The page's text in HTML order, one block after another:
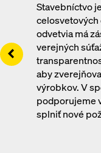
Stavebníctvo
odvetvia má
verejných
aby
výrobkov. V
podporujeme
splniť nové
Left